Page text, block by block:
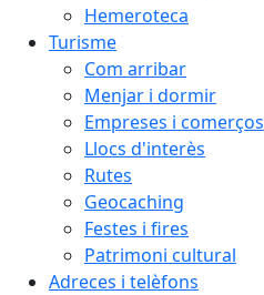
Hemeroteca
Turisme
Com arribar
Menjar i dormir
Empreses i comerços
Llocs d'interès
Rutes
Geocaching
Festes i fires
Patrimoni cultural
Adreces i telèfons